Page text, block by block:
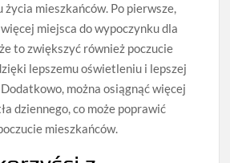
mieszkańców. Po pierwsze,
miejsca do wypoczynku dla
to zwiększyć również poczucie
lepszemu oświetleniu i lepszej
można osiągnąć więcej
dziennego, co może poprawić
mieszkańców.